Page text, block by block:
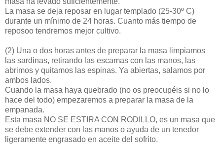
La masa se deja reposar en lugar templado (25-30º C)
durante un mínimo de 24 horas. Cuanto más tiempo de
reposoo tendremos mejor cultivo.
(2) Una o dos horas antes de preparar la masa limpiamos
las sardinas, retirando las escamas con las manos, las
abrimos y quitamos las espinas. Ya abiertas, salamos por
ambos lados.
Cuando la masa haya quebrado (no os preocupéis si no lo
hace del todo) empezaremos a preparar la masa de la
empanada.
Esta masa NO SE ESTIRA CON RODILLO, es un masa que
se debe extender con las manos o ayuda de un tenedor
ligeramente engrasado en aceite del sofrito.